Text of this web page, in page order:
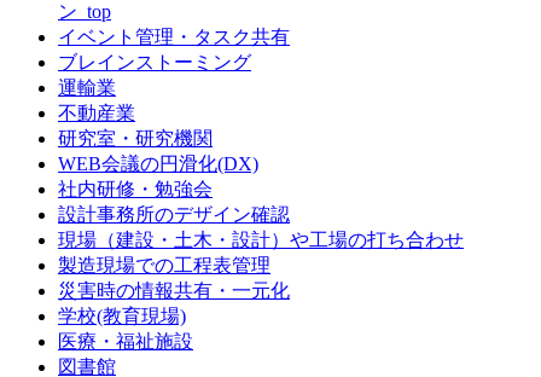
ン_top
イベント管理・タスク共有
ブレインストーミング
運輸業
不動産業
研究室・研究機関
WEB会議の円滑化(DX)
社内研修・勉強会
設計事務所のデザイン確認
現場（建設・土木・設計）や工場の打ち合わせ
製造現場での工程表管理
災害時の情報共有・一元化
学校(教育現場)
医療・福祉施設
図書館